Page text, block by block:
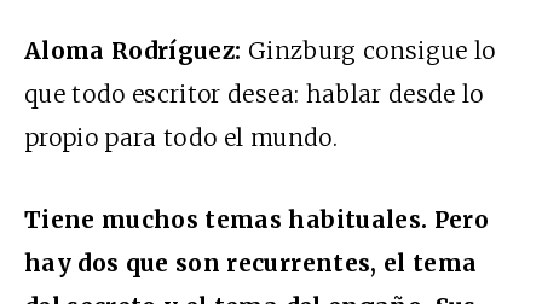
Aloma Rodríguez: Ginzburg consigue lo
que todo escritor desea: hablar desde lo
propio para todo el mundo.
Tiene muchos temas habituales. Pero
hay dos que son recurrentes, el tema